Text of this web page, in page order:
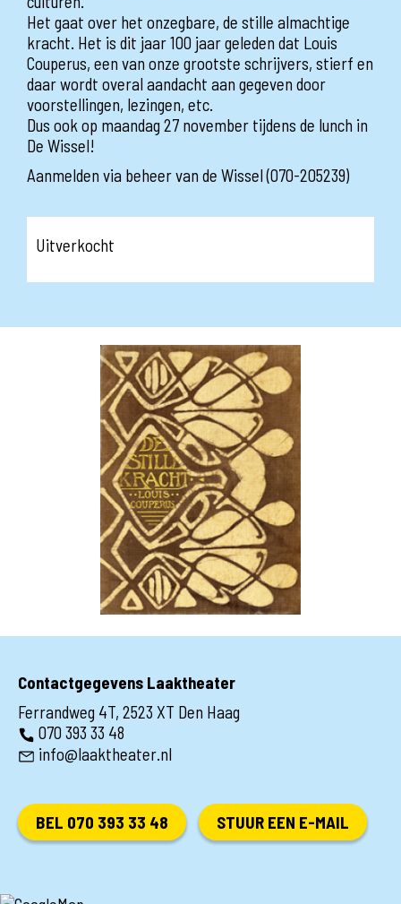
Het gaat over het onzegbare, de stille almachtige
kracht. Het is dit jaar 100 jaar geleden dat Louis
Couperus, een van onze grootste schrijvers, stierf en
daar wordt overal aandacht aan gegeven door
voorstellingen, lezingen, etc.
Dus ook op maandag 27 november tijdens de lunch in
De Wissel!
Aanmelden via beheer van de Wissel (070-205239)
Uitverkocht
Contactgegevens Laaktheater
Ferrandweg 4T, 2523 XT Den Haag
070 393 33 48
info@laaktheater.nl
BEL 070 393 33 48 STUUR EEN E-MAIL